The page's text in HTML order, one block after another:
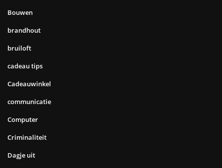
Bouwen
brandhout
bruiloft
cadeau tips
Cadeauwinkel
communicatie
Computer
Criminaliteit
Dagje uit